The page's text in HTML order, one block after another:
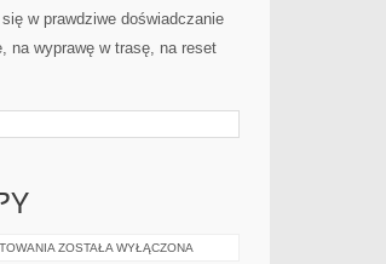
w prawdziwe doświadczanie
na wyprawę w trasę, na reset
POMORSKIE
ZOSTAŁA WYŁĄCZONA